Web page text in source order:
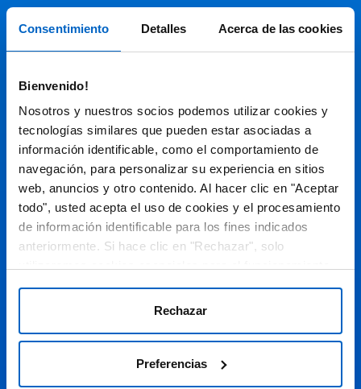
Consentimiento Detalles Acerca de las cookies
Bienvenido!
Nosotros y nuestros socios podemos utilizar cookies y
tecnologías similares que pueden estar asociadas a
información identificable, como el comportamiento de
navegación, para personalizar su experiencia en sitios
web, anuncios y otro contenido. Al hacer clic en "Aceptar
todo", usted acepta el uso de cookies y el procesamiento
de información identificable para los fines indicados
anteriormente. Si hace clic en "Rechazar", solo
del sitio web y no para optimizarlo ni personalizarlo. En
cualquier momento, puede ver, cambiar o retirar su
Cookies" en el pie de página de cada página.
Preferencias
Rechazar
Audiovisual
Espacio de Información Médica
POLÍTICA DE PRIVACIDAD
Este sitio web está orientado a profesionales sanitarios de
España.
SC-ES-CP-00099, SC-ES-CP-00101, SC-ES-AMG145-00103, SC-
ES-CP-00064, SC-ES-CP-00007, SC-ES-CP-00100, SC-ES-
AMG145-00544
Fecha de actualización AGOSTO 2026